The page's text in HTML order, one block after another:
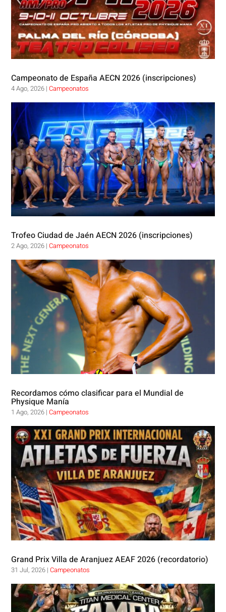
Campeonato de España AECN 2026 (inscripciones)
4 Ago, 2026 |Campeonatos
Trofeo Ciudad de Jaén AECN 2026 (inscripciones)
2 Ago, 2026 |Campeonatos
Recordamos cómo clasificar para el Mundial de
Physique Manía
1 Ago, 2026 |Campeonatos
Grand Prix Villa de Aranjuez AEAF 2026 (recordatorio)
31 Jul, 2026 |Campeonatos